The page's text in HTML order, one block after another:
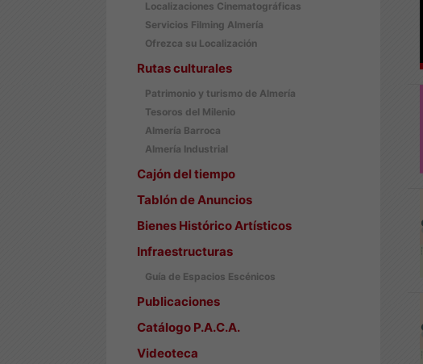
Localizaciones Cinematográficas
Servicios Filming Almería
Ofrezca su Localización
Rutas culturales
Patrimonio y turismo de Almería
Tesoros del Milenio
Almería Barroca
Almería Industrial
Cajón del tiempo
Tablón de Anuncios
Bienes Histórico Artísticos
Infraestructuras
Guía de Espacios Escénicos
Publicaciones
Catálogo P.A.C.A.
Videoteca